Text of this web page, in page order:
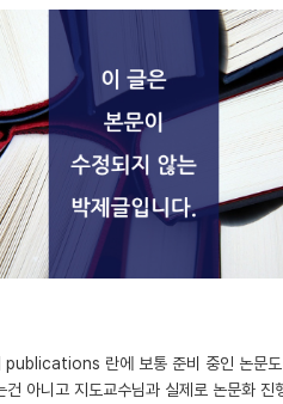
란에 보통 준비 중인 논문
건 아니고 지도교수님과 실제로 논문화